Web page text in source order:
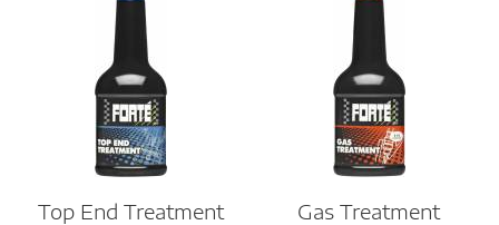
Top End Treatment Gas Treatment